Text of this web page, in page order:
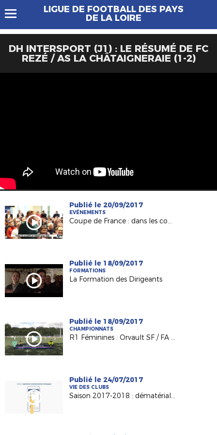
LIGUE DE FOOTBALL DES PAYS
DE LA LOIRE
DH INTERSPORT (J1) : LE RÉSUMÉ DE FC
REZÉ / AS LA CHÂTAIGNERAIE (1-2)
Publié le 20/09/2017
EVÉNEMENTS
Coupe de France : dans les coulisses du tirage du 4e tour
Publié le 18/09/2017
FORMATIONS
La Formation des Dirigeants
Publié le 18/09/2017
CHAMPIONNATS
R1 Féminines : Orvault SF / FA Laval (2-0)
Publié le 24/07/2017
VIE DES CLUBS
Saison 2017-2018 : dématérialisation du support de licence